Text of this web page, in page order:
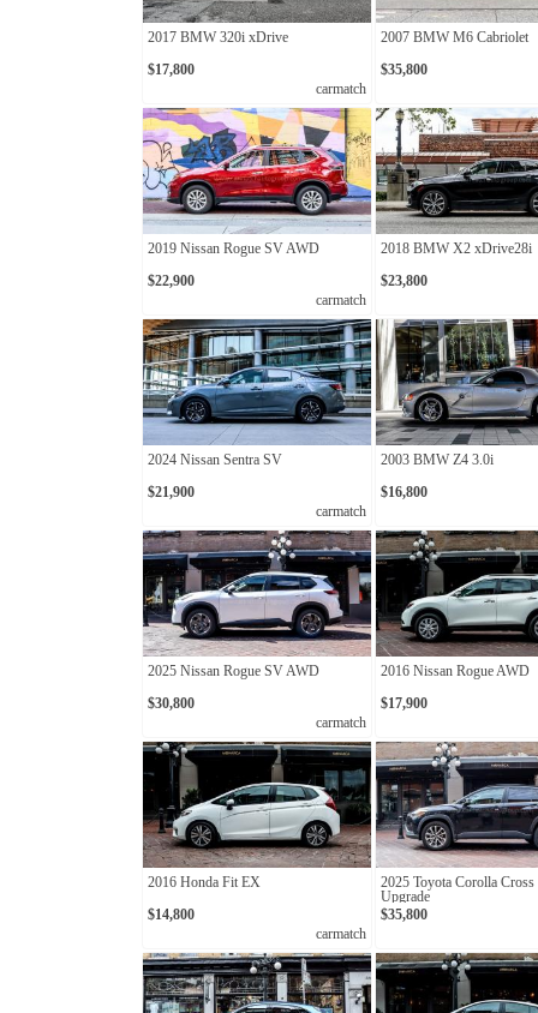
2017 BMW 320i xDrive
$17,800
carmatch
2007 BMW M6 Cabriolet
$35,800
2019 Nissan Rogue SV AWD
$22,900
carmatch
2018 BMW X2 xDrive28i
$23,800
2024 Nissan Sentra SV
$21,900
carmatch
2003 BMW Z4 3.0i
$16,800
2025 Nissan Rogue SV AWD
$30,800
carmatch
2016 Nissan Rogue AWD
$17,900
2016 Honda Fit EX
$14,800
carmatch
2025 Toyota Corolla Cross
Upgrade
$35,800